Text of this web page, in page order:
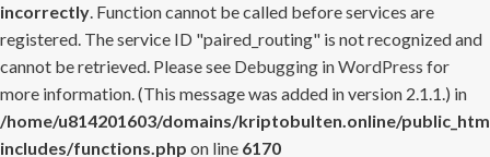
incorrectly. Function cannot be called before services are
registered. The service ID "paired_routing" is not recognized and
cannot be retrieved. Please see Debugging in WordPress for
more information. (This message was added in version 2.1.1.) in
/home/u814201603/domains/kriptobulten.online/
includes/functions.php on line 6170